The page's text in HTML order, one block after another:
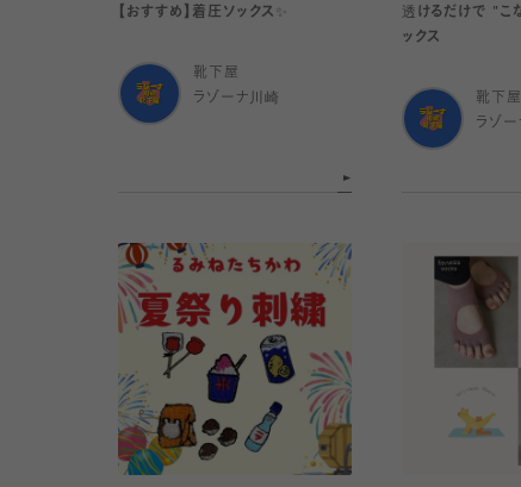
【おすすめ】着圧ソックス✨
靴下屋
ラゾーナ川崎
透けるだけで "こ
ックス
靴下屋
ラゾ